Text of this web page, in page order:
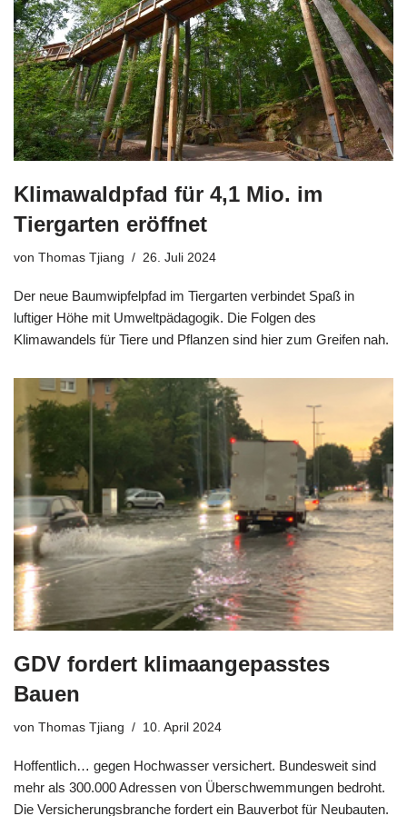
Klimawaldpfad für 4,1 Mio. im
Tiergarten eröffnet
von Thomas Tjiang 26. Juli 2024
Der neue Baumwipfelpfad im Tiergarten verbindet Spaß in
luftiger Höhe mit Umweltpädagogik. Die Folgen des
Klimawandels für Tiere und Pflanzen sind hier zum Greifen nah.
GDV fordert klimaangepasstes
Bauen
von Thomas Tjiang 10. April 2024
Hoffentlich… gegen Hochwasser versichert. Bundesweit sind
mehr als 300.000 Adressen von Überschwemmungen bedroht.
Die Versicherungsbranche fordert ein Bauverbot für Neubauten.